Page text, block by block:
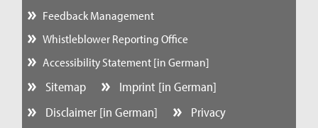
Feedback Management
Whistleblower Reporting Office
Accessibility Statement [in German]
Sitemap
Imprint [in German]
Disclaimer [in German]
Privacy